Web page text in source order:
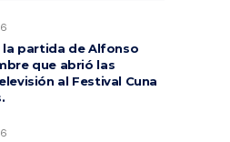
la partida de Alfonso
que abrió las
al Festival Cuna